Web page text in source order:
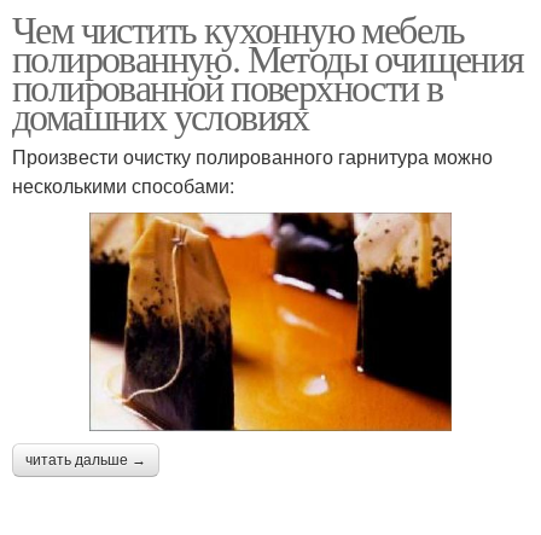
Чем чистить кухонную мебель
полированную. Методы очищения
полированной поверхности в
домашних условиях
Произвести очистку полированного гарнитура можно
несколькими способами:
читать дальше →